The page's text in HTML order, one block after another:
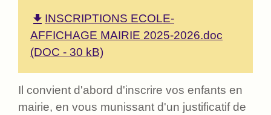
file_download INSCRIPTIONS ECOLE-
AFFICHAGE MAIRIE 2025-2026.doc
(DOC - 30 kB)
Il convient d'abord d'inscrire vos enfants en
mairie, en vous munissant d'un justificatif de